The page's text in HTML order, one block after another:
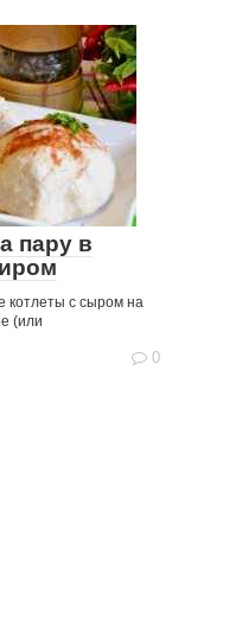
пару в
котлеты с сыром на
(или
0